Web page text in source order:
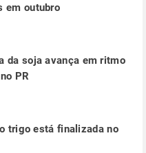
em outubro
da soja avança em ritmo
PR
trigo está finalizada no